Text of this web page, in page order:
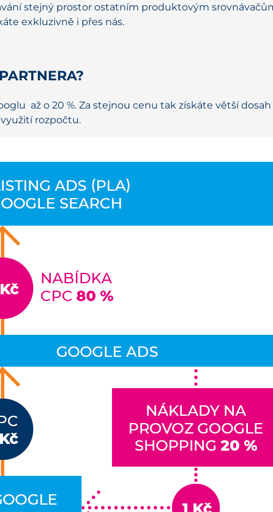
stejný prostor ostatním produktovým
exkluzivně i přes nás.
až o 20 %. Za stejnou cenu tak získáte větší
rozpočtu.